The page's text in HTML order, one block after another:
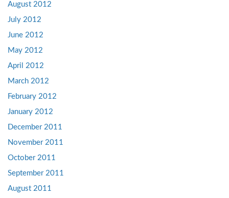
August 2012
July 2012
June 2012
May 2012
April 2012
March 2012
February 2012
January 2012
December 2011
November 2011
October 2011
September 2011
August 2011